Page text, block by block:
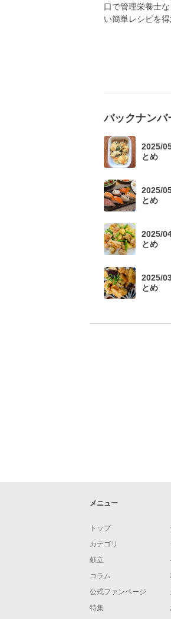
口で管理栄養士
い簡単レシピを得
バックナンバ
2025/
とめ
2025/
とめ
2025/
とめ
2025/
とめ
メニュー
トップ
カテゴリ
献立
コラム
公式ファンページ
特集